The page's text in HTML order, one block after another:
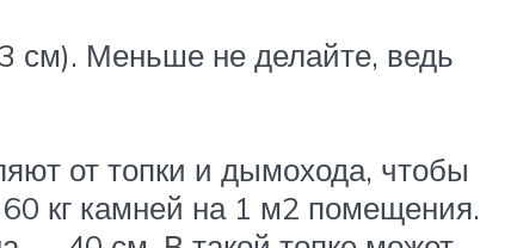
см). Меньше не делайте, ведь
от топки и дымохода, чтобы
кг камней на 1 м2 помещения.